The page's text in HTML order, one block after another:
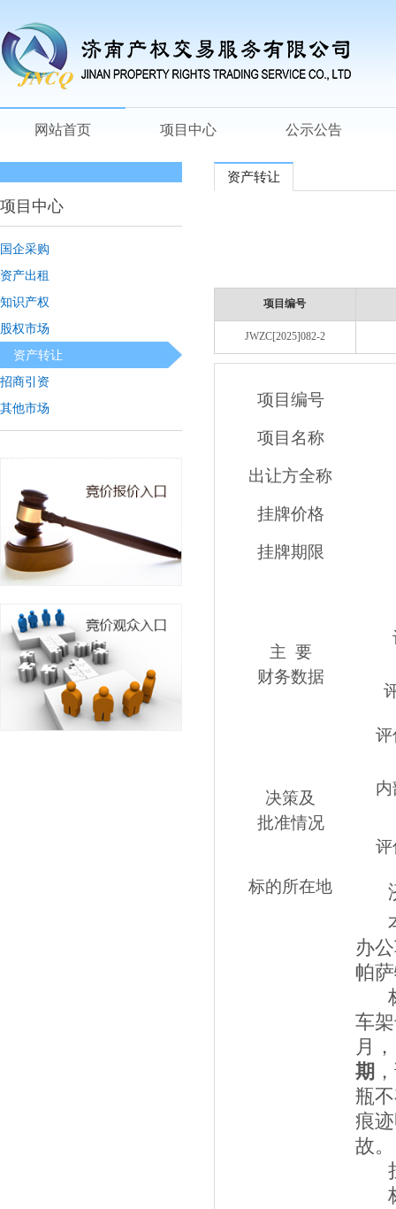
网站首页 项目中心 公示公告
项目中心
国企采购
资产出租
知识产权
股权市场
资产转让
招商引资
其他市场
资产转让
项目编号
JWZC[2025]082-2
项目编号
项目名称
出让方全称
挂牌价格
挂牌期限
主 要
财务数据
评
决策及
批准情况
评
标的所在地
办
帕
车
月
期
瓶
痕
故。